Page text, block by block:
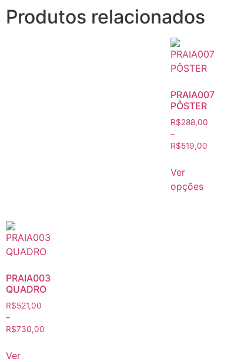
Produtos relacionados
PRAIA007
PÔSTER
R$288,00
–
R$519,00
Ver
opções
PRAIA003
QUADRO
R$521,00
–
R$730,00
Ver